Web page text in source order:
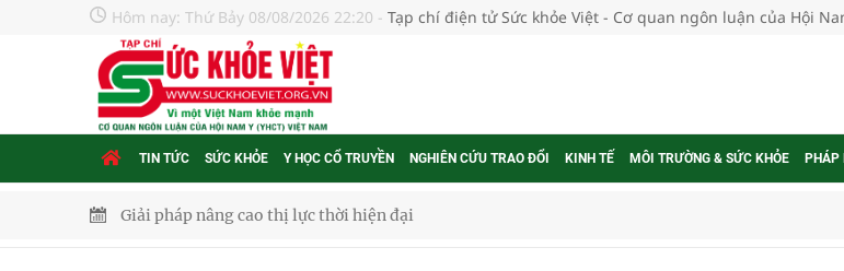
Hôm nay: Thứ Bảy 08/08/2026 22:20 - Tạp chí điện tử Sức khỏe Việt - Cơ quan ngôn luận của Hội
TIN TỨC SỨC KHỎE Y HỌC CỔ TRUYỀN NGHIÊN CỨU TRAO ĐỔI KINH TẾ MÔI TRƯỜNG & SỨC KHỎE PHÁP
Giải pháp nâng cao thị lực thời hiện đại